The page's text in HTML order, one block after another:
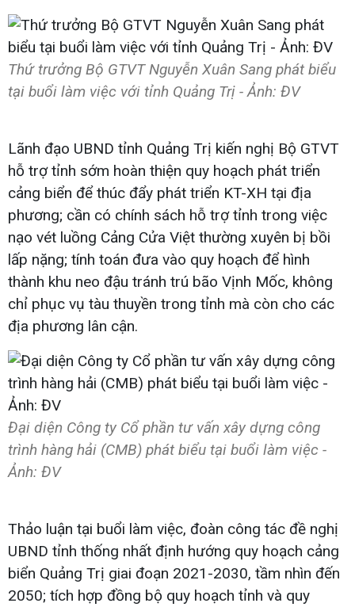
Thứ trưởng Bộ GTVT Nguyễn Xuân Sang phát biểu
tại buổi làm việc với tỉnh Quảng Trị - Ảnh: ĐV
Lãnh đạo UBND tỉnh Quảng Trị kiến nghị Bộ GTVT
hỗ trợ tỉnh sớm hoàn thiện quy hoạch phát triển
cảng biển để thúc đẩy phát triển KT-XH tại địa
phương; cần có chính sách hỗ trợ tỉnh trong việc
nạo vét luồng Cảng Cửa Việt thường xuyên bị bồi
lấp nặng; tính toán đưa vào quy hoạch để hình
thành khu neo đậu tránh trú bão Vịnh Mốc, không
chỉ phục vụ tàu thuyền trong tỉnh mà còn cho các
địa phương lân cận.
Đại diện Công ty Cổ phần tư vấn xây dựng công
trình hàng hải (CMB) phát biểu tại buổi làm việc -
Ảnh: ĐV
Thảo luận tại buổi làm việc, đoàn công tác đề nghị
UBND tỉnh thống nhất định hướng quy hoạch cảng
biển Quảng Trị giai đoạn 2021-2030, tầm nhìn đến
2050; tích hợp đồng bộ quy hoạch tỉnh và quy